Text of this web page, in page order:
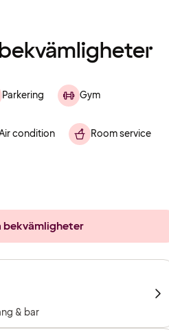
Parkering Gym
condition Room service
bekvämligheter
& bar